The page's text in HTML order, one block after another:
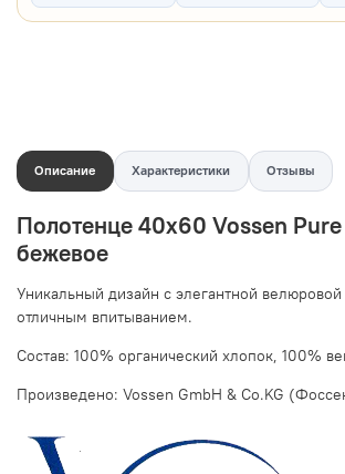
Описание Характеристики Отзывы
Полотенце 40х60 Vossen
бежевое
Уникальный дизайн с элегантной
отличным впитыванием.
Состав: 100% органический хлопок, 100%
Произведено: Vossen GmbH & Co.KG